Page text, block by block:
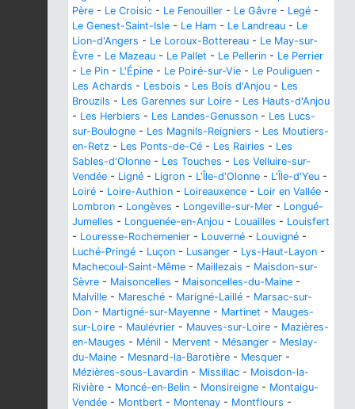
Père - Le Croisic - Le Fenouiller - Le Gâvre - Legé -
Le Genest-Saint-Isle - Le Ham - Le Landreau - Le
Lion-d'Angers - Le Loroux-Bottereau - Le May-sur-
Èvre - Le Mazeau - Le Pallet - Le Pellerin - Le Perrier
- Le Pin - L'Épine - Le Poiré-sur-Vie - Le Pouliguen -
Les Achards - Lesbois - Les Bois d'Anjou - Les
Brouzils - Les Garennes sur Loire - Les Hauts-d'Anjou
- Les Herbiers - Les Landes-Genusson - Les Lucs-
sur-Boulogne - Les Magnils-Reigniers - Les Moutiers-
en-Retz - Les Ponts-de-Cé - Les Rairies - Les
Sables-d'Olonne - Les Touches - Les Velluire-sur-
Vendée - Ligné - Ligron - L'Île-d'Olonne - L'Île-d'Yeu -
Loiré - Loire-Authion - Loireauxence - Loir en Vallée -
Lombron - Longèves - Longeville-sur-Mer - Longué-
Jumelles - Longuenée-en-Anjou - Louailles - Louisfert
- Louresse-Rochemenier - Louverné - Louvigné -
Luché-Pringé - Luçon - Lusanger - Lys-Haut-Layon -
Machecoul-Saint-Même - Maillezais - Maisdon-sur-
Sèvre - Maisoncelles - Maisoncelles-du-Maine -
Malville - Maresché - Marigné-Laillé - Marsac-sur-
Don - Martigné-sur-Mayenne - Martinet - Mauges-
sur-Loire - Maulévrier - Mauves-sur-Loire - Mazières-
en-Mauges - Ménil - Mervent - Mésanger - Meslay-
du-Maine - Mesnard-la-Barotière - Mesquer -
Mézières-sous-Lavardin - Missillac - Moisdon-la-
Rivière - Moncé-en-Belin - Monsireigne - Montaigu-
Vendée - Montbert - Montenay - Montflours -